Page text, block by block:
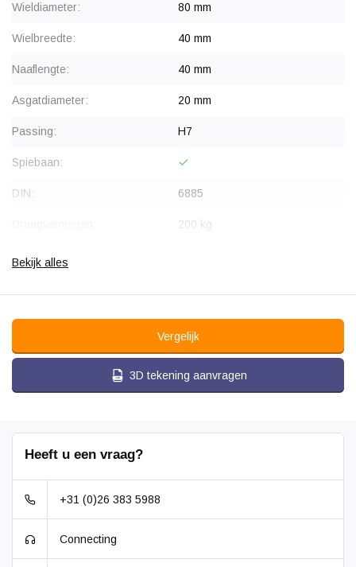
Wieldiameter: 80 mm
Wielbreedte: 40 mm
Naaflengte: 40 mm
Asgatdiameter: 20 mm
Passing: H7
Spiebaan:
DIN: 6885
200 kg
Type wiel:
Velg: Staal
Hardheid band:
Bekijk alles
Vergelijk
3D tekening aanvragen
Heeft u een vraag?
+31 (0)26 383 5988
Connecting